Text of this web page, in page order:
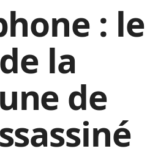
: le
la
de